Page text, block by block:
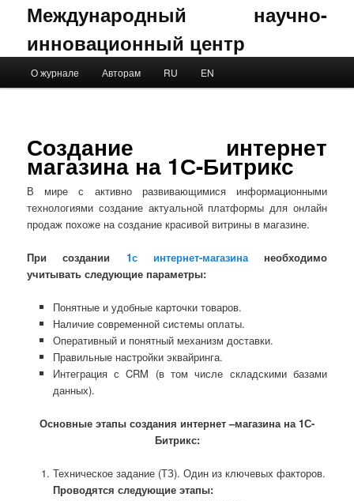
Международный научно-
инновационный центр
Skip to primary content
Skip to secondary content
О журнале Авторам RU EN
Создание интернет
магазина на 1С-Битрикс
В мире с активно развивающимися информационными
технологиями создание актуальной платформы для онлайн
продаж похоже на создание красивой витрины в магазине.
При создании 1с интернет-магазинанеобходимо
учитывать следующие параметры:
Понятные и удобные карточки товаров.
Наличие современной системы оплаты.
Оперативный и понятный механизм доставки.
Правильные настройки эквайринга.
Интеграция с CRM (в том числе складскими базами
данных).
Основные этапы создания интернет –магазина на 1С-
Битрикс:
Техническое задание (ТЗ). Один из ключевых факторов.
Проводятся следующие этапы: